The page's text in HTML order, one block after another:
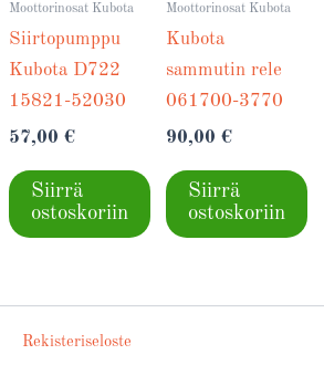
Moottorinosat Kubota
Siirtopumppu
Kubota D722
15821-52030
57,00 €
Siirrä
ostoskoriin
Moottorinosat Kubota
Kubota
sammutin rele
061700-3770
90,00€
Siirrä
ostoskoriin
Rekisteriseloste